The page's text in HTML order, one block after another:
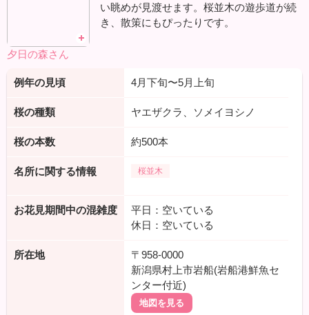
夕日の森さん
い眺めが見渡せます。桜並木の遊歩道が続
き、散策にもぴったりです。
例年の見頃 4月下旬〜5月上旬
桜の種類 ヤエザクラ、ソメイヨシノ
桜の本数 約500本
名所に関する情報 桜並木
お花見期間中の混雑度
平日：空いている
休日：空いている
所在地
〒958-0000
新潟県村上市岩船(岩船港鮮魚セ
ンター付近)
地図を見る